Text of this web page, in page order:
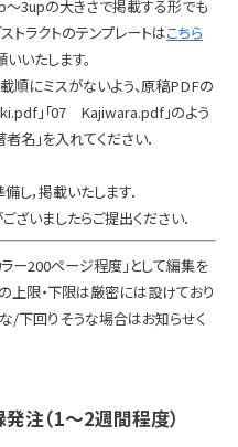
〜3upの大きさで掲載する形でも
トラクトのテンプレートはこちら
いたします。
順にミスがないよう、原稿PDFの
」「07 Kajiwara.pdf」のよう
者名」を入れてください．
し，掲載いたします．
いましたらご提出ください．
ー200ページ程度」として編集を
上限・下限は厳密には設けており
/下回りそうな場合はお知らせく
注（1〜2週間程度）